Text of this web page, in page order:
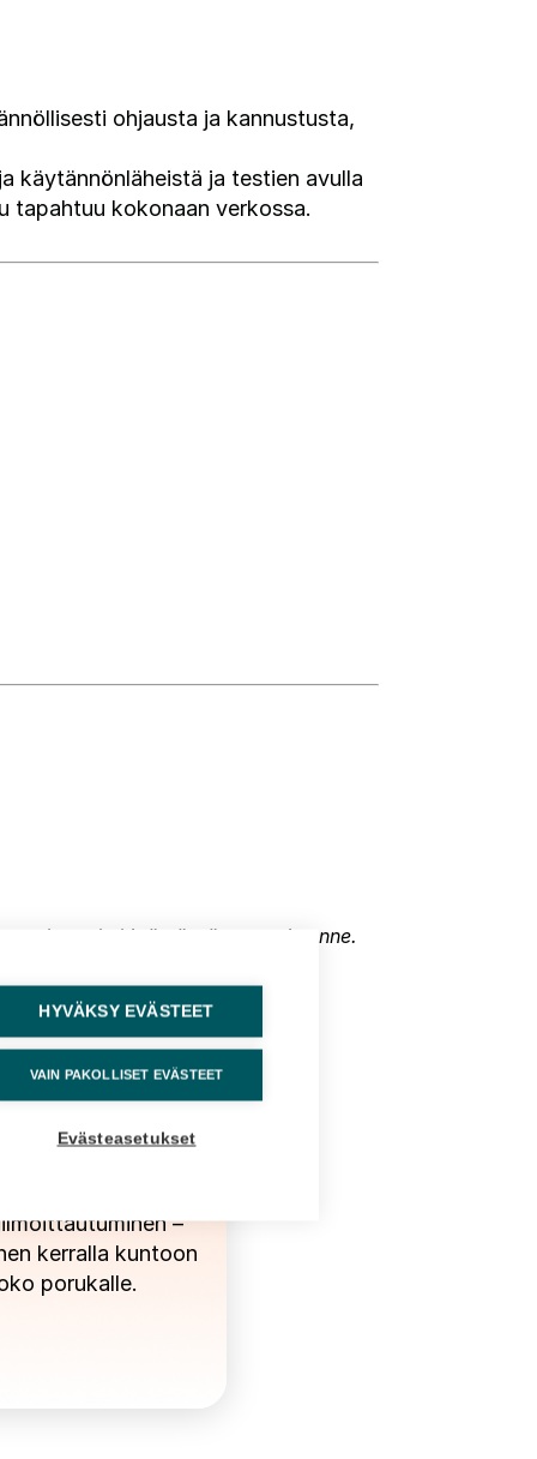
ohjausta ja kannustusta,
käytännönläheistä ja testien avulla
tapahtuu kokonaan verkossa.
mukana kehittämässä osaamistanne.
Tiimeille
–
kerralla kuntoon
porukalle.
HYVÄKSY EVÄSTEET
VAIN PAKOLLISET EVÄSTEET
Evästeasetukset